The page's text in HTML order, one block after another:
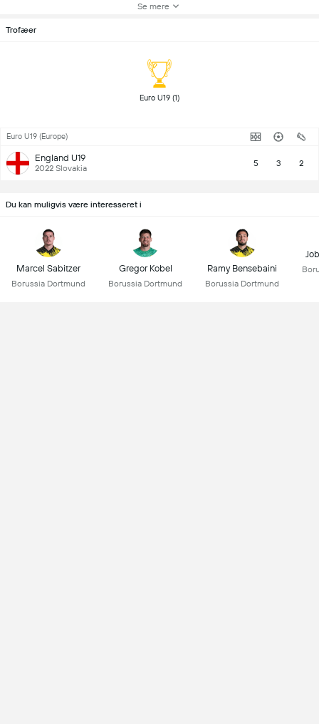
Se mere
Trofæer
Euro U19 (Europe)
England U19
2022 Slovakia 5 3 2
Du kan muligvis være interesseret i
Marcel Sabitzer
Borussia Dortmund
Gregor Kobel
Borussia Dortmund
Ramy Bensebaini
Borussia Dortmund